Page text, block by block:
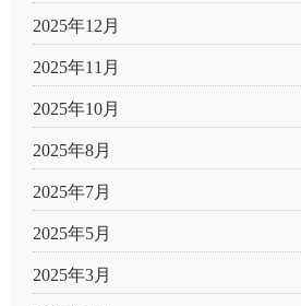
2025年12月
2025年11月
2025年10月
2025年8月
2025年7月
2025年5月
2025年3月